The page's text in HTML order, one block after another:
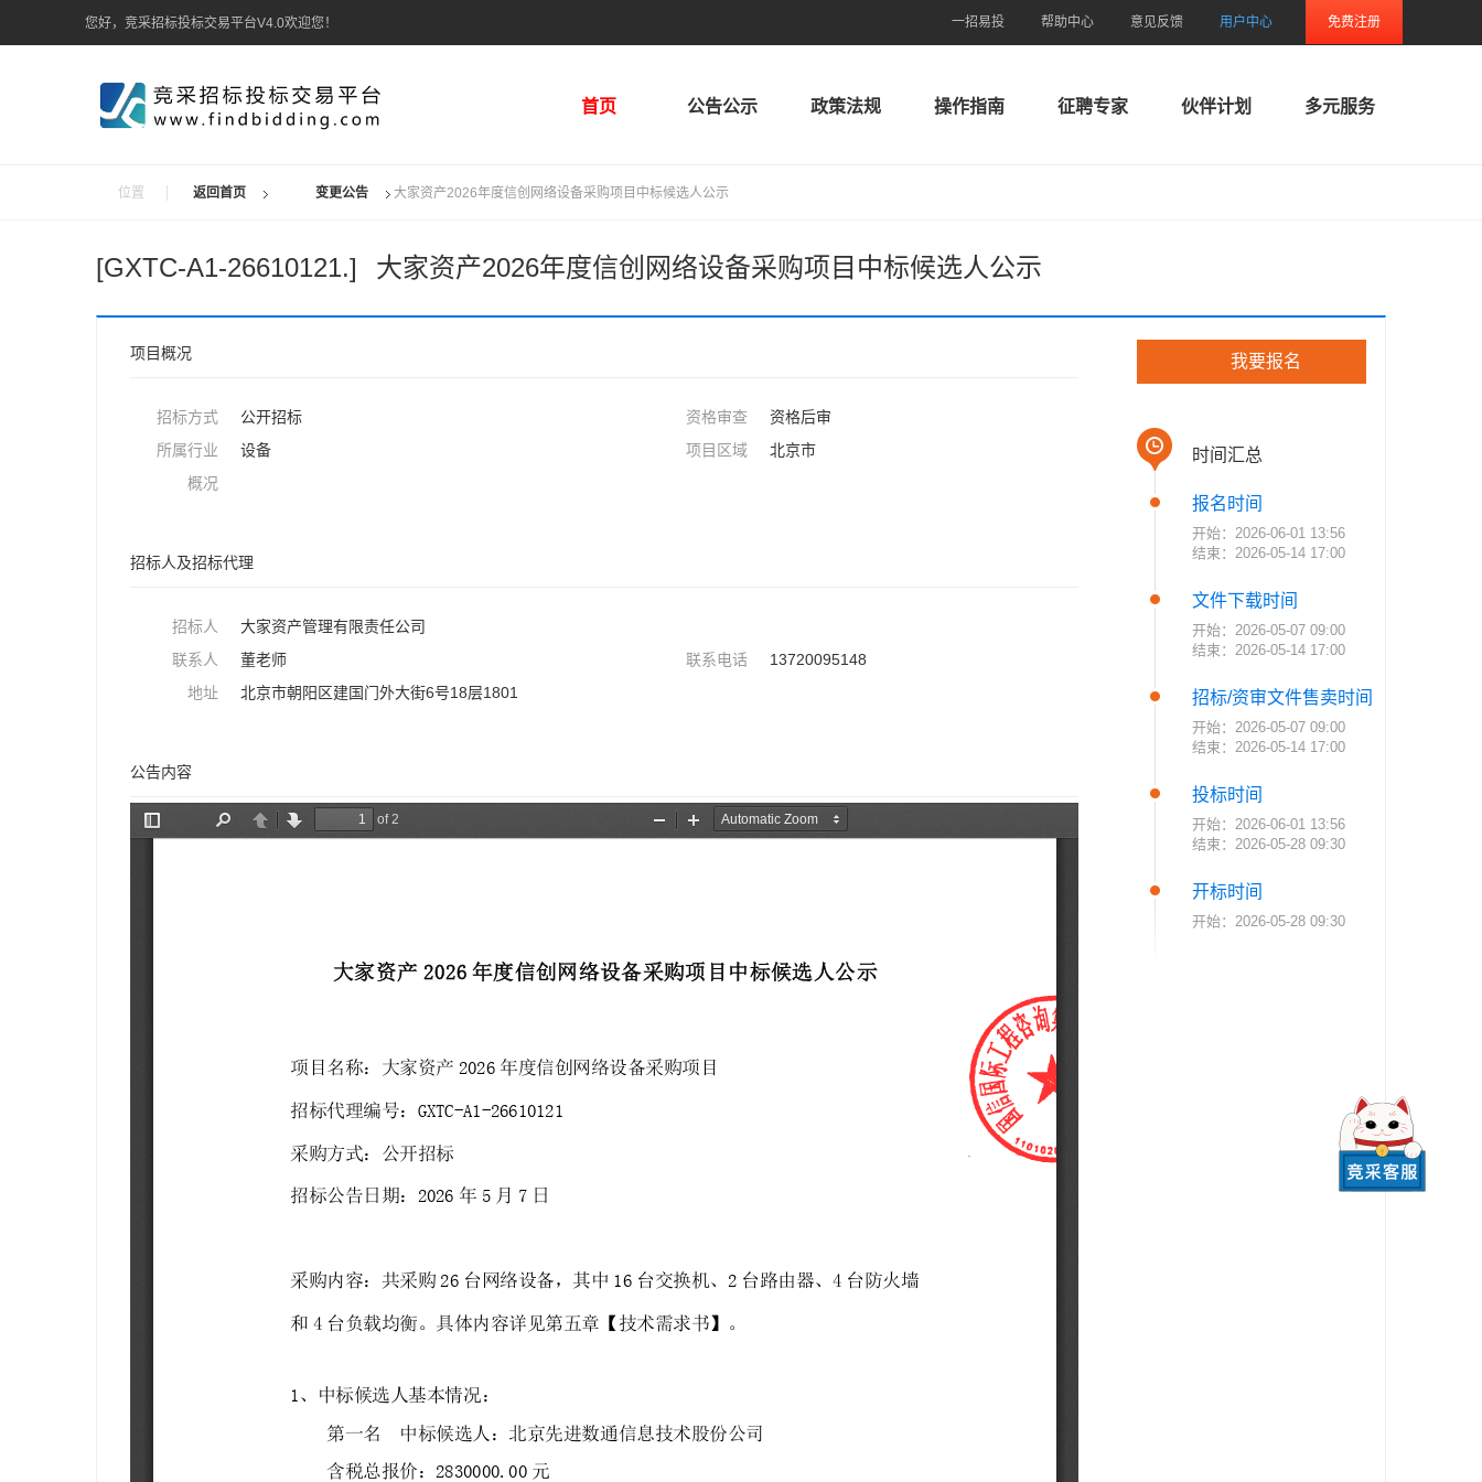
您好，竞采招标投标交易平台V4.0欢迎您！ 一招易投 帮助中心 意见反馈 用户中心 免费注册
首页 公告公示 政策法规 操作指南 征聘专家 伙伴计划 多元服务
位置 返回首页 变更公告 大家资产2026年度信创网络设备采购项目中标候选人公示
[GXTC-A1-26610121.] 大家资产2026年度信创网络设备采购项目中标候选人公示
项目概况
招标方式 公开招标 资格审查
资格后审
所属行业
设备 项目区域
北京市
概况
招标人及招标代理
招标人
大家资产管理有限责任公司
联系人
董老师 联系电话
13720095148
地址
北京市朝阳区建国门外大街6号18层1801
公告内容
我要报名
时间汇总
报名时间
开始：2026-06-01 13:56
结束：2026-05-14 17:00
文件下载时间
开始：2026-05-07 09:00
结束：2026-05-14 17:00
招标/资审文件售卖时间
开始：2026-05-07 09:00
结束：2026-05-14 17:00
投标时间
开始：2026-06-01 13:56
结束：2026-05-28 09:30
开标时间
开始：2026-05-28 09:30